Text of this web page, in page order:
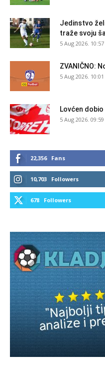
Jedinstvo
traže svoju
5 Aug 2026. 10:57
ZVANIČNO:
5 Aug 2026. 10:01
Lovćen
5 Aug 2026. 09:59
22,356 Fans
10,703 Followers
678 Followers